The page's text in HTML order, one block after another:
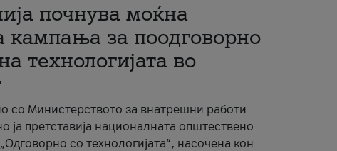
почнува моќна
кампања за поодговорно
технологијата во
со Министерството за внатрешни работи
ја претставија националната општествено
со технологијата“, насочена кон